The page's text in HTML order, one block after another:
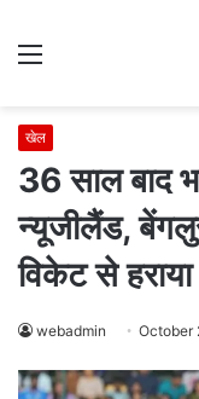
Menu
खेल
36 साल बाद
न्यूजीलैंड,
विकेट से हराया
webadmin October